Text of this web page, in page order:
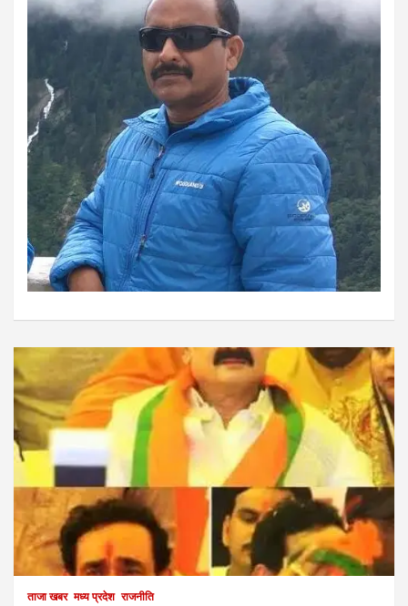
ताजा खबर मध्य प्रदेश राजनीति